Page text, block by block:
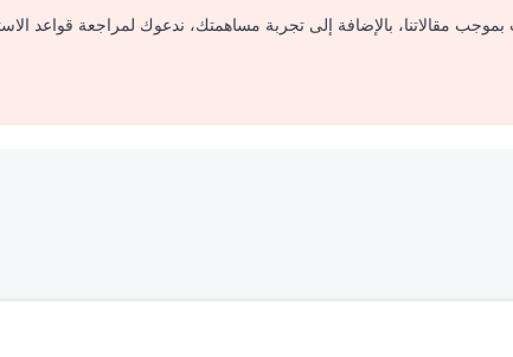
مقالاتنا، بالإضافة إلى تجربة مساهمتك، ندعوك لمراجعة قواعد